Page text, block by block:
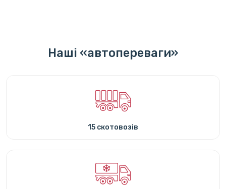
Наші «автопереваги»
15 скотовозів